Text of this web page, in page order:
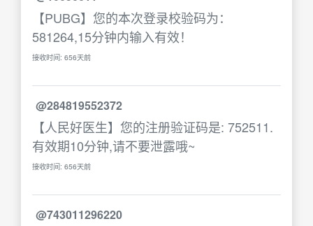
【PUBG】您的本次登录校验码为：
581264,15分钟内输入有效！
接收时间: 656天前
@284819552372
【人民好医生】您的注册验证码是: 752511.
有效期10分钟,请不要泄露哦~
接收时间: 656天前
@743011296220